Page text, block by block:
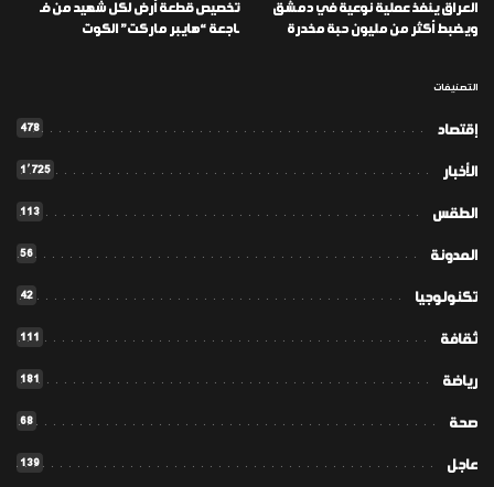
العراق ينفذ عملية نوعية في دمشق
ويضبط أكثر من مليون حبة مخدرة
تخصيص قطعة أرض لكل شهيد من فـ
ـاجعة “هايبر ماركت” الكوت
التصنيفات
إقتصاد 478
الأخبار 1٬725
الطقس 113
المدونة 56
تكنولوجيا 42
ثقافة 111
رياضة 181
صحة 68
عاجل 139